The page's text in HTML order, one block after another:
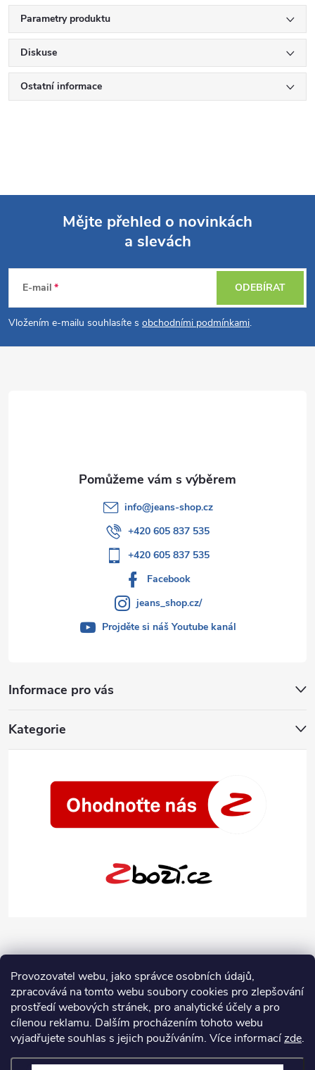
Provozovatel webu, jako správce osobních údajů,
zpracovává na tomto webu soubory cookies pro zlepšování
prostředí webových stránek, pro analytické účely a pro
cílenou reklamu. Dalším procházením tohoto webu
vyjadřujete souhlas s jejich používáním. Více informacízde.
Parametry produktu
Diskuse
Ostatní informace
p
a
Mějte přehled o novinkách
a slevách
E-mail
Vložením e-mailu souhlasíte s obchodními podmínkami.
ODEBÍRAT
Informace pro vás
Kategorie
info@jeans-shop.cz
+420 605 837 535
+420 605 837 535
Facebook
jeans_shop.cz/
Projděte si náš Youtube kanál